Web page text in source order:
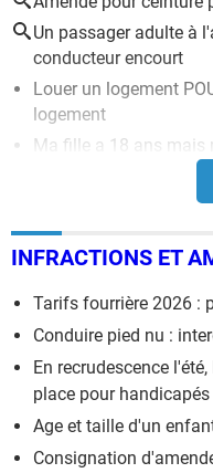
Un passager adulte à
conducteur encourt
Louer un logement
logement
Ma fille a 18 ans mais
Louer un
Forum Immobilier
Prix du passeport :
Déshériter un de ses
INFRACTIONS ET
Tarifs fourrière 2026 :
Conduire pied nu :
En recrudescence
place pour
Age et taille d'un
Consignation